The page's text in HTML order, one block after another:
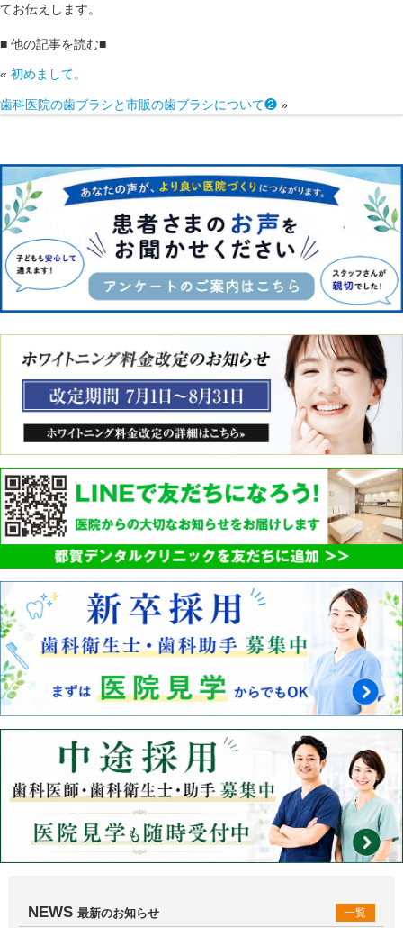
てお伝えします。
■ 他の記事を読む■
« 初めまして。
歯科医院の歯ブラシと市販の歯ブラシについて❷ »
NEWS 最新のお知らせ 一覧